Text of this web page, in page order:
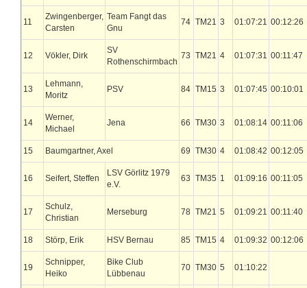
11
Zwingenberger,
Carsten
Team Fangt das
Gnu
74 TM21 3 01:07:21 00:12:26
12 Vökler, Dirk
SV
Rothenschirmbach
73 TM21 4 01:07:31 00:11:47
13
Lehmann,
Moritz
PSV 84 TM15 3 01:07:45 00:10:01
14
Werner,
Michael
Jena 66 TM30 3 01:08:14 00:11:06
15 Baumgartner, Axel 69 TM30 4 01:08:42 00:12:05
16 Seifert, Steffen
LSV Görlitz 1979
e.V.
63 TM35 1 01:09:16 00:11:05
17
Schulz,
Christian
Merseburg 78 TM21 5 01:09:21 00:11:40
18 Störp, Erik HSV Bernau 85 TM15 4 01:09:32 00:12:06
19
Schnipper,
Heiko
Bike Club
Lübbenau
70 TM30 5 01:10:22